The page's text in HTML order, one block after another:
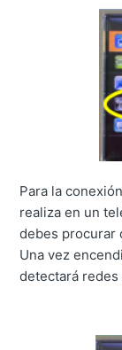
Para la
realiza en un
debes procurar
Una vez
detectará redes